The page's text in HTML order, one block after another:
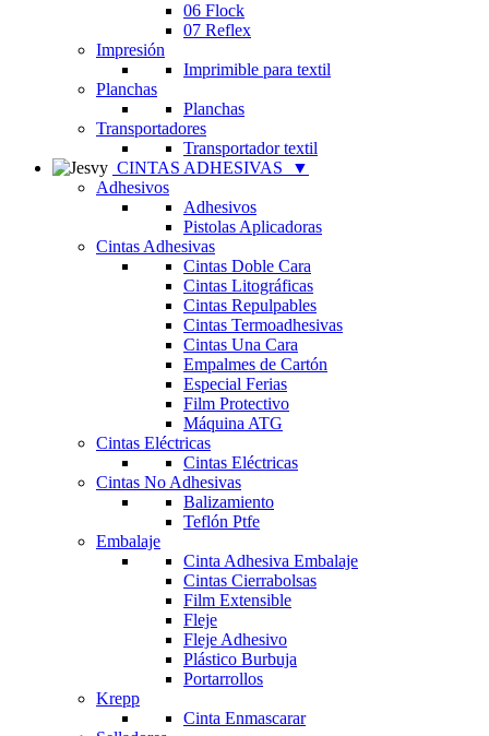
06 Flock
07 Reflex
Impresión
Imprimible para textil
Planchas
Planchas
Transportadores
Transportador textil
CINTAS ADHESIVAS
▼
Adhesivos
Adhesivos
Pistolas Aplicadoras
Cintas Adhesivas
Cintas Doble Cara
Cintas Litográficas
Cintas Repulpables
Cintas Termoadhesivas
Cintas Una Cara
Empalmes de Cartón
Especial Ferias
Film Protectivo
Máquina ATG
Cintas Eléctricas
Cintas Eléctricas
Cintas No Adhesivas
Balizamiento
Teflón Ptfe
Embalaje
Cinta Adhesiva Embalaje
Cintas Cierrabolsas
Film Extensible
Fleje
Fleje Adhesivo
Plástico Burbuja
Portarrollos
Krepp
Cinta Enmascarar